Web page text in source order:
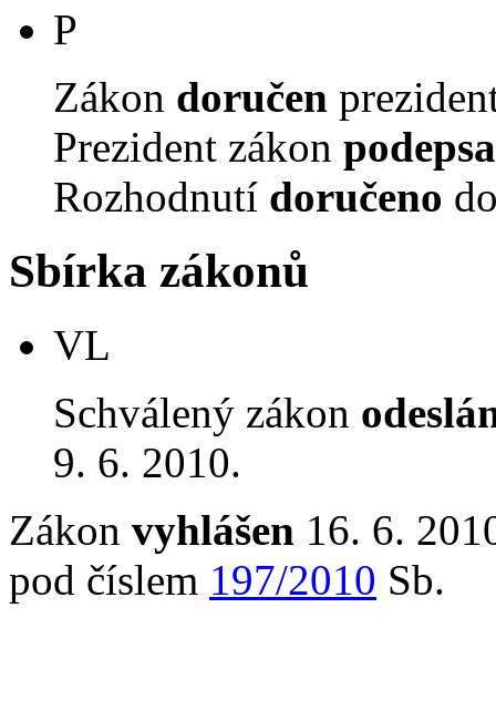
P
Zákon doručen
Prezident zákon
Rozhodnutí doručeno
Sbírka zákonů
VL
Schválený zákon
9. 6. 2010.
Zákon vyhlášen 16. 6.
pod číslem 197/2010 Sb.